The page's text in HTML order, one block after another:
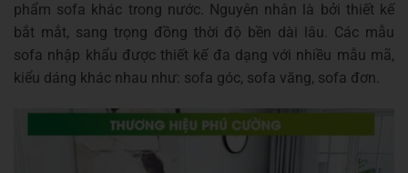
phẩm sofa khác trong nước. Nguyên nhân là bởi thiết kế
bắt mắt, sang trọng đồng thời độ bền dài lâu. Các mẫu
sofa nhập khẩu được thiết kế đa dạng với nhiều mẫu mã,
kiểu dáng khác nhau như: sofa góc, sofa văng, sofa đơn.